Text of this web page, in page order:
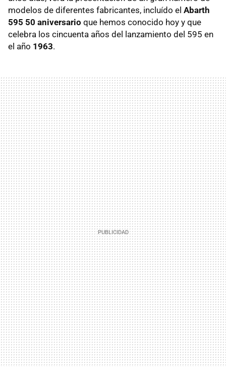
modelos de diferentes fabricantes, incluído el Abarth
595 50 aniversario que hemos conocido hoy y que
celebra los cincuenta años del lanzamiento del 595 en
el año 1963.